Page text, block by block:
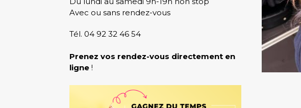
Avec ou sans rendez-vous
Tél. 04 92 32 46 54
Prenez vos rendez-vous directement en
ligne !